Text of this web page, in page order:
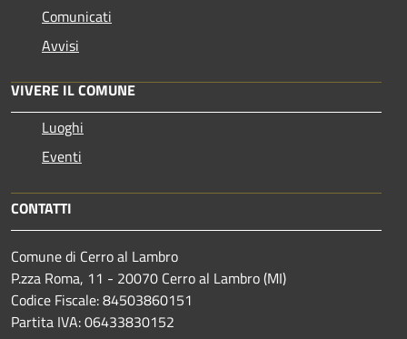
Comunicati
Avvisi
VIVERE IL COMUNE
Luoghi
Eventi
CONTATTI
Comune di Cerro al Lambro
P.zza Roma, 11 - 20070 Cerro al Lambro (MI)
Codice Fiscale: 84503860151
Partita IVA: 06433830152